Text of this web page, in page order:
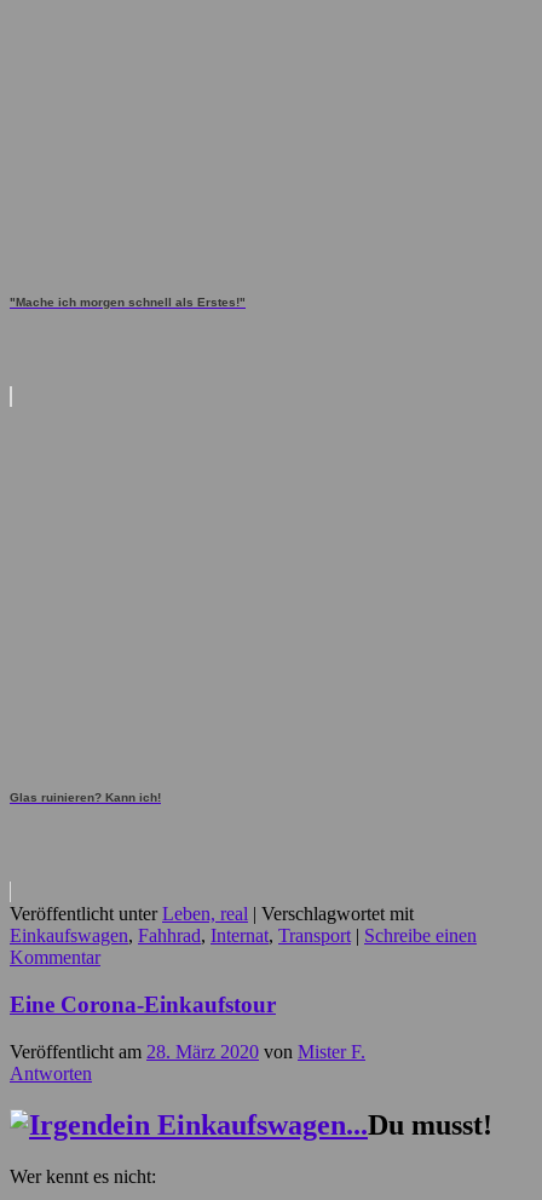
"Mache ich morgen schnell als Erstes!"
Glas ruinieren? Kann ich!
Veröffentlicht unter Leben, real
Verschlagwortet mit
Einkaufswagen, Fahhrad, Internat, Transport
Schreibe einen
Kommentar
Eine Corona-Einkaufstour
Veröffentlicht am 28. März 2020 von Mister F.
Antworten
Du musst!
Wer kennt es nicht: